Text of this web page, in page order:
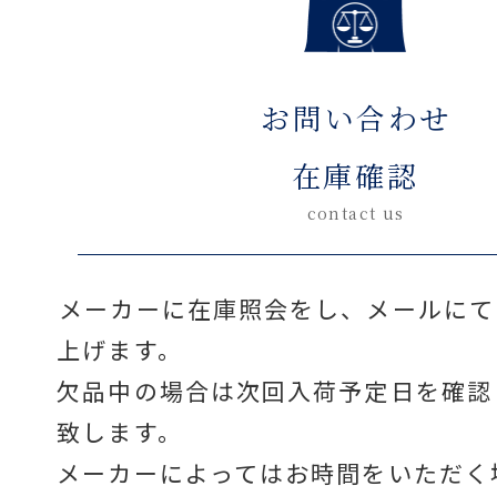
カテゴリから探す
分銅
温度計・湿度計
タイマー
お問い合わせ
在庫確認
contact us
メーカーに在庫照会をし、メールに
上げます。
欠品中の場合は次回入荷予定日を確
致します。
メーカーによってはお時間をいただ